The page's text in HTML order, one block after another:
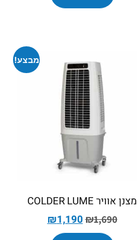
מבצע!
מצנן אוויר COLDER LUME
₪1,690
₪1,190